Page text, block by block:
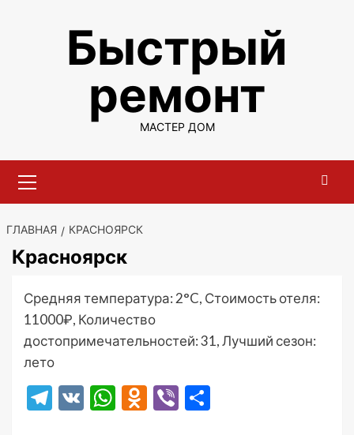
содержимомуБыстрый
ремонт
МАСТЕР ДОМ
меню
ГЛАВНАЯ КРАСНОЯРСК
Красноярск
Средняя температура: 2°C, Стоимость отеля:
11000₽, Количество
достопримечательностей: 31, Лучший сезон:
лето
Telegram
VK WhatsApp
Odnoklassniki
Viber